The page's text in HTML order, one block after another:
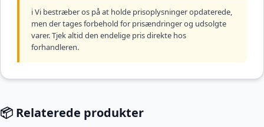
ℹ️ Vi bestræber os på at holde prisoplysninger opdaterede,
men der tages forbehold for prisændringer og udsolgte
varer. Tjek altid den endelige pris direkte hos
forhandleren.
📦 Relaterede produkter